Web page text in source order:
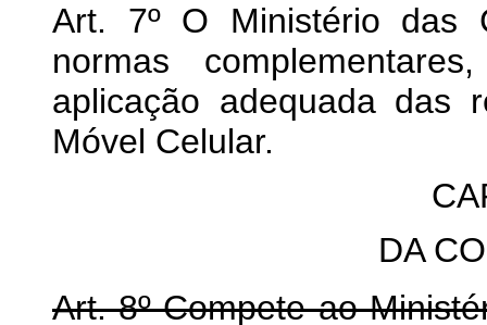
Art. 7º O Ministério das
normas
aplicação adequada das
Móvel Celular.
DA
Art. 8º Compete ao